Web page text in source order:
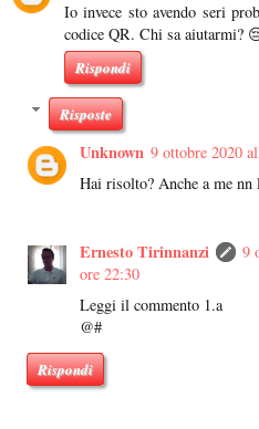
Io invece sto avendo seri
codice QR. Chi sa aiutarmi?
Rispondi
Risposte
Unknown 9 ottobre 2020
Hai risolto? Anche a me
Ernesto Tirinnanzi
9
ore 22:30
Leggi il commento 1.a
@#
Rispondi